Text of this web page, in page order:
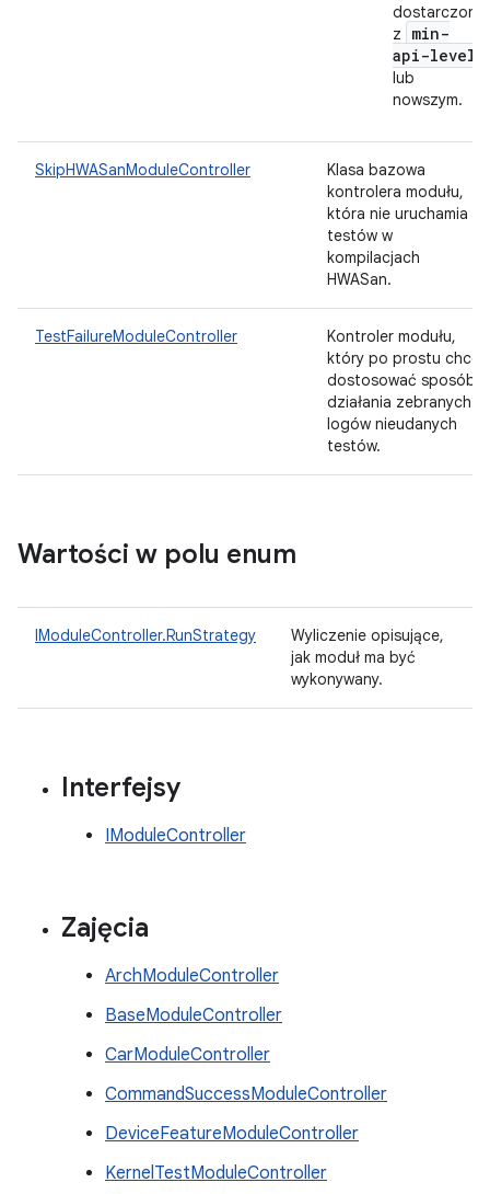
dostarczone
z
min-
api-level
lub
nowszym.
SkipHWASanModuleController
Klasa bazowa
kontrolera modułu,
która nie uruchamia
testów w
kompilacjach
HWASan.
TestFailureModuleController
Kontroler modułu,
który po prostu chce
dostosować sposób
działania zebranych
logów nieudanych
testów.
Wartości w polu enum
IModuleController.RunStrategy
Wyliczenie opisujące,
jak moduł ma być
wykonywany.
Interfejsy
IModuleController
Zajęcia
ArchModuleController
BaseModuleController
CarModuleController
CommandSuccessModuleController
DeviceFeatureModuleController
KernelTestModuleController